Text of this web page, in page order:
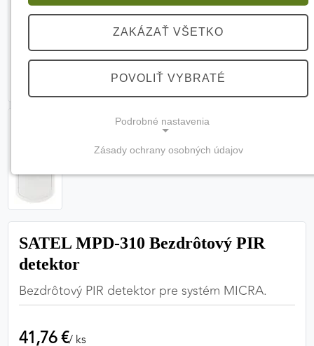
SATEL MPD-310 Bezdrôtový PIR
detektor
Bezdrôtový PIR detektor pre systém MICRA.
41,76 €/ ks
ZAKÁZAŤ VŠETKO
POVOLIŤ VYBRATÉ
Podrobné nastavenia
Tieto cookies sú potrebné na správne fungovanie
zabezpečiť jej plnú funkčnosť.
PREFERENČNÉ COOKIES
Zásady ochrany osobných údajov